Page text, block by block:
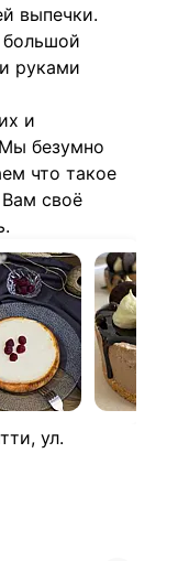
выпечки.
руками
и
безумно
что такое
своё
ул.